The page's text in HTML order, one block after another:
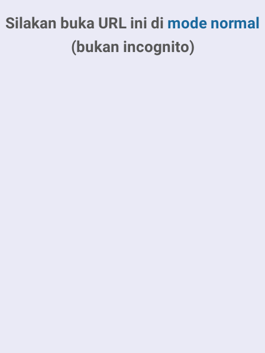
Silakan buka URL ini di mode normal
(bukan incognito)